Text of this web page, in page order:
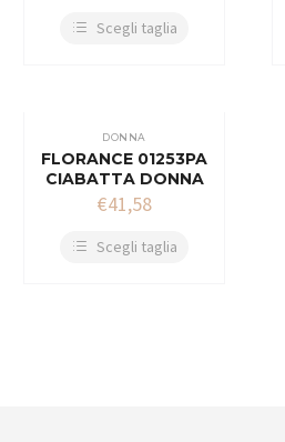
Scegli taglia
DONNA
FLORANCE 01253PA
CIABATTA DONNA
€41,58
Scegli taglia